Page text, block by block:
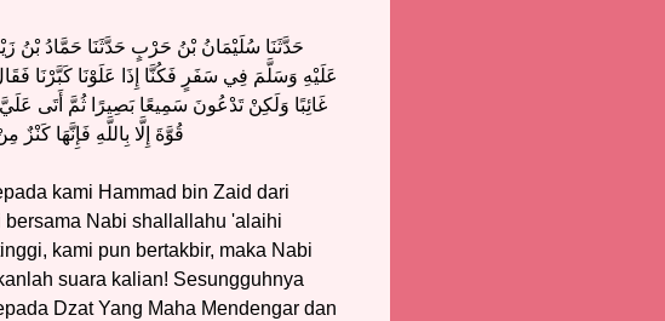
حَدَّثَنَا سُلَيْمَانُ بْنُ حَرْبٍ حَدَّثَنَا حَمَّادُ بْنُ
عَلَيْهِ وَسَلَّمَ فِي سَفَرٍ فَكُنَّا إِذَا عَلَوْنَا كَبَّرْنَا
غَائِبًا وَلَكِنْ تَدْعُونَ سَمِيعًا بَصِيرًا ثُمَّ أَتَى
قُوَّةَ إِلَّا بِاللَّهِ فَإِنَّهَا
kami Hammad bin Zaid dari
Nabi shallallahu 'alaihi
kami pun bertakbir, maka Nabi
suara kalian! Sesungguhnya
Dzat Yang Maha Mendengar dan